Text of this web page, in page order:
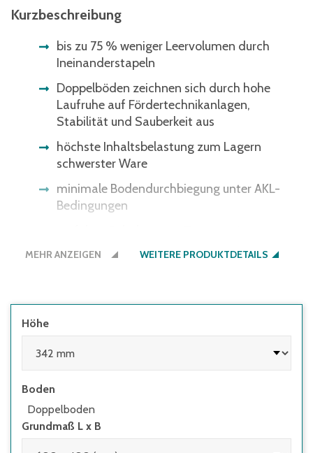
Kurzbeschreibung
bis zu 75 % weniger Leervolumen durch
Ineinanderstapeln
Doppelböden zeichnen sich durch hohe
Laufruhe auf Fördertechnikanlagen,
Stabilität und Sauberkeit aus
höchste Inhaltsbelastung zum Lagern
schwerster Ware
minimale Bodendurchbiegung unter AKL-
Bedingungen
Lagern und Kommissionieren
schwarze Bodenfarbe nicht - gerne bieten
Behälterfarbe an.
MEHR ANZEIGEN WEITERE PRODUKTDETAILS
Höhe
Boden
Doppelboden
Grundmaß L x B